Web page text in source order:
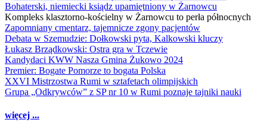
Bohaterski, niemiecki ksiądz upamiętniony w Żarnowcu
Kompleks klasztorno-kościelny w Żarnowcu to perła północnych
Zapomniany cmentarz, tajemnicze zgony pacjentów
Debata w Szemudzie: Dołkowski pyta, Kalkowski kluczy
Łukasz Brządkowski: Ostra gra w Tczewie
Kandydaci KWW Nasza Gmina Żukowo 2024
Premier: Bogate Pomorze to bogata Polska
XXVI Mistrzostwa Rumi w sztafetach olimpijskich
Grupa „Odkrywców” z SP nr 10 w Rumi poznaje tajniki nauki
więcej ...